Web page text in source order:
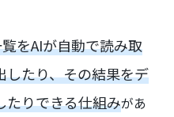
をAIが自動で読み取
したり、その結果をデ
たりできる仕組みがあ